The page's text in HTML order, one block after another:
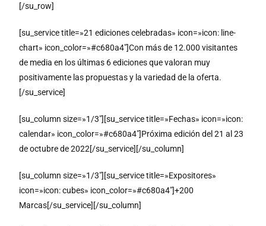
[/su_row]
[su_service title=»21 ediciones celebradas» icon=»icon: line-
chart» icon_color=»#c680a4″]Con más de 12.000 visitantes
de media en los últimas 6 ediciones que valoran muy
positivamente las propuestas y la variedad de la oferta.
[/su_service]
[su_column size=»1/3″][su_service title=»Fechas» icon=»icon:
calendar» icon_color=»#c680a4″]Próxima edición del 21 al 23
de octubre de 2022[/su_service][/su_column]
[su_column size=»1/3″][su_service title=»Expositores»
icon=»icon: cubes» icon_color=»#c680a4″]+200
Marcas[/su_service][/su_column]